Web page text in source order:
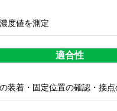
度値を測定
適合性
装着・固定位置の確認・接